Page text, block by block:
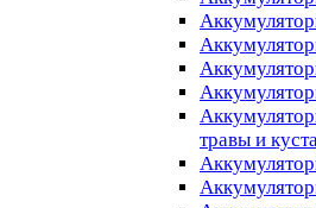
травы и